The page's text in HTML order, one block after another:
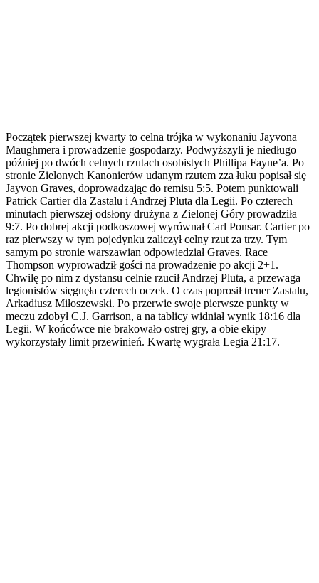
Początek pierwszej kwarty to celna trójka w wykonaniu Jayvona
Maughmera i prowadzenie gospodarzy. Podwyższyli je niedługo
później po dwóch celnych rzutach osobistych Phillipa Fayne’a. Po
stronie Zielonych Kanonierów udanym rzutem zza łuku popisał się
Jayvon Graves, doprowadzając do remisu 5:5. Potem punktowali
Patrick Cartier dla Zastalu i Andrzej Pluta dla Legii. Po czterech
minutach pierwszej odsłony drużyna z Zielonej Góry prowadziła
9:7. Po dobrej akcji podkoszowej wyrównał Carl Ponsar. Cartier po
raz pierwszy w tym pojedynku zaliczył celny rzut za trzy. Tym
samym po stronie warszawian odpowiedział Graves. Race
Thompson wyprowadził gości na prowadzenie po akcji 2+1.
Chwilę po nim z dystansu celnie rzucił Andrzej Pluta, a przewaga
legionistów sięgnęła czterech oczek. O czas poprosił trener Zastalu,
Arkadiusz Miłoszewski. Po przerwie swoje pierwsze punkty w
meczu zdobył C.J. Garrison, a na tablicy widniał wynik 18:16 dla
Legii. W końcówce nie brakowało ostrej gry, a obie ekipy
wykorzystały limit przewinień. Kwartę wygrała Legia 21:17.